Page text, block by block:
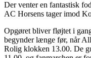
Der venter en fantastisk
AC Horsens tager imod
Opgøret bliver fløjtet i
begynder længe før, når
Rolig klokken 13.00. De